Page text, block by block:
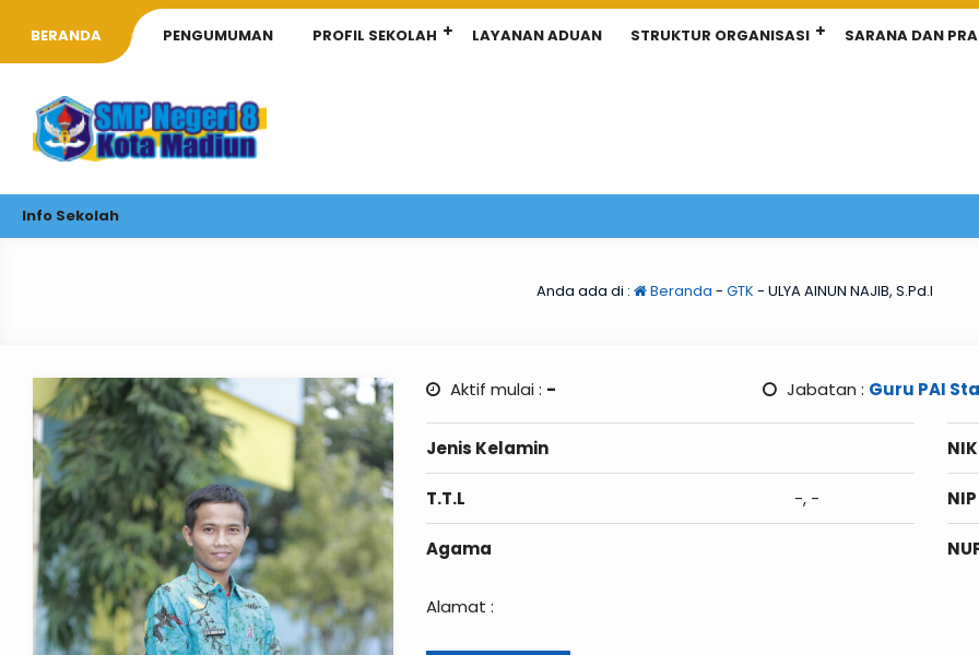
BERANDA PENGUMUMAN PROFIL SEKOLAH LAYANAN ADUAN STRUKTUR ORGANISASI SARANA DAN
Info Sekolah
Anda ada di : Beranda - GTK - ULYA AINUN NAJIB, S.Pd.I
Aktif mulai : - Jabatan : Guru PAI
Jenis Kelamin
T.T.L -, -
Agama
NIK
NIP
Alamat :